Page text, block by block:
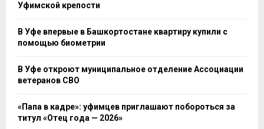
Уфимской крепости
В Уфе впервые в Башкортостане квартиру купили с
помощью биометрии
В Уфе откроют муниципальное отделение Ассоциации
ветеранов СВО
«Папа в кадре»: уфимцев приглашают побороться за
титул «Отец года — 2026»